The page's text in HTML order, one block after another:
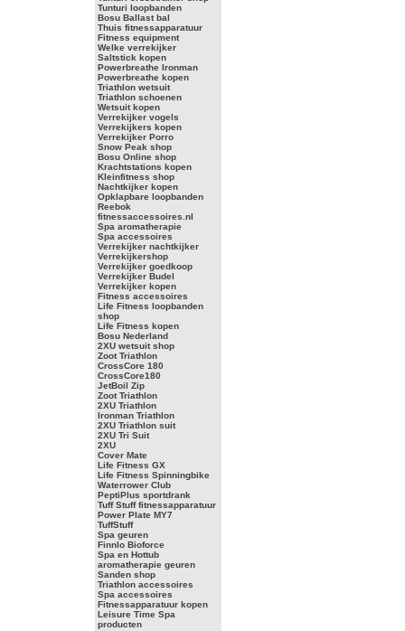
Tunturi loopbanden
Bosu Ballast bal
Thuis fitnessapparatuur
Fitness equipment
Welke verrekijker
Saltstick kopen
Powerbreathe Ironman
Powerbreathe kopen
Triathlon wetsuit
Triathlon schoenen
Wetsuit kopen
Verrekijker vogels
Verrekijkers kopen
Verrekijker Porro
Snow Peak shop
Bosu Online shop
Krachtstations kopen
Kleinfitness shop
Nachtkijker kopen
Opklapbare loopbanden
Reebok
fitnessaccessoires.nl
Spa aromatherapie
Spa accessoires
Verrekijker nachtkijker
Verrekijkershop
Verrekijker goedkoop
Verrekijker Budel
Verrekijker kopen
Fitness accessoires
Life Fitness loopbanden
shop
Life Fitness kopen
Bosu Nederland
2XU wetsuit shop
Zoot Triathlon
CrossCore 180
CrossCore180
JetBoil Zip
Zoot Triathlon
2XU Triathlon
Ironman Triathlon
2XU Triathlon suit
2XU Tri Suit
2XU
Cover Mate
Life Fitness GX
Life Fitness Spinningbike
Waterrower Club
PeptiPlus sportdrank
Tuff Stuff fitnessapparatuur
Power Plate MY7
TuffStuff
Spa geuren
Finnlo Bioforce
Spa en Hottub
aromatherapie geuren
Sanden shop
Triathlon accessoires
Spa accessoires
Fitnessapparatuur kopen
Leisure Time Spa
producten